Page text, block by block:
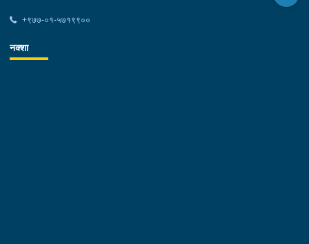
+९७७-०१-५७१९९००
नक्शा